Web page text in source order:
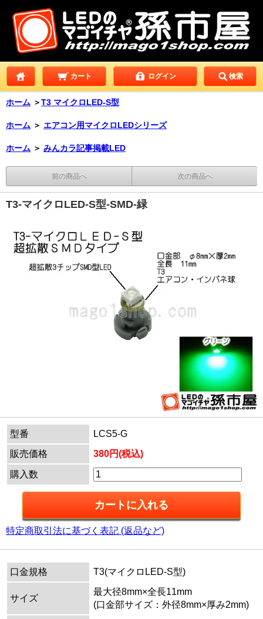
カート ログイン 検索
ホーム ＞T3 マイクロLED-S型
ホーム ＞ エアコン用マイクロLEDシリーズ
ホーム ＞ みんカラ記事掲載LED
前の商品へ 次の商品へ
T3-マイクロLED-S型-SMD-緑
型番
LCS5-G
販売価格
380円(税込)
購入数
特定商取引法に基づく表記 (返品など)
口金規格 T3(マイクロLED-S型)
サイズ
最大径8mm×全長11mm
(口金部サイズ：外径8mm×厚み2mm)